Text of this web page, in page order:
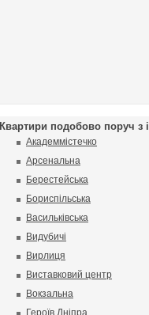
Квартири подобово поруч з
Академмістечко
Арсенальна
Берестейська
Бориспільська
Васильківська
Видубичі
Вирлиця
Виставковий центр
Вокзальна
Героїв Дніпра